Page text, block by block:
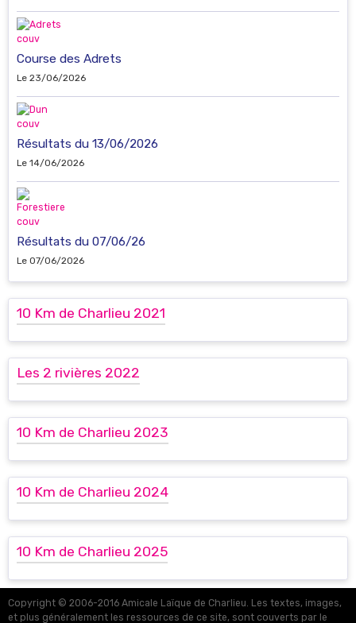
Course des Adrets
Le 23/06/2026
Résultats du 13/06/2026
Le 14/06/2026
Résultats du 07/06/26
Le 07/06/2026
10 Km de Charlieu 2021
Les 2 rivières 2022
10 Km de Charlieu 2023
10 Km de Charlieu 2024
10 Km de Charlieu 2025
Copyright © 2006-2016 Amicale Laïque de Charlieu. Les textes, images,
et plus généralement les ressources de ce site, sont couverts par le